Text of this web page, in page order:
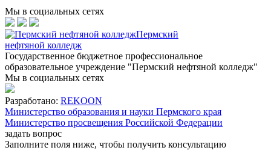
Мы в социальных сетях
Пермский
нефтяной колледж
Государственное бюджетное профессиональное
образовательное учреждение "Пермский нефтяной колледж"
Мы в социальных сетях
Разработано: REKOON
Министерство образования и науки Пермского края
Министерство просвещения Российской Федерации
задать вопрос
Заполните поля ниже, чтобы получить консультацию